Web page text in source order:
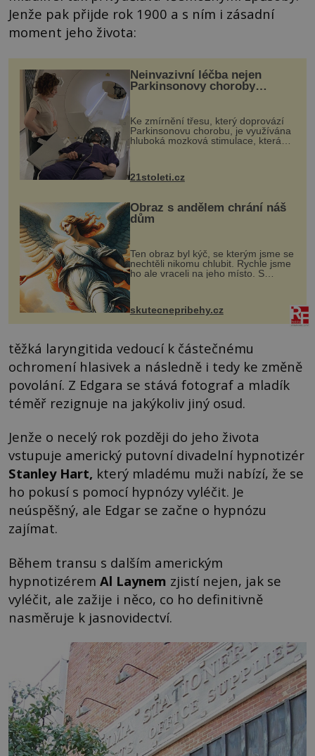
Jenže pak přijde rok 1900 a s ním i zásadní
moment jeho života:
Neinvazivní léčba nejen
Parkinsonovy choroby
Ke zmírnění třesu, který doprovází
Parkinsonovu chorobu, je využívána
hluboká mozková stimulace, která
však vyžaduje vysoce invazivní
k dostatečně přesnému zacílení ...
21stoleti.cz
Obraz s andělem chrání náš
dům
Ten obraz byl kýč, se kterým jsme se
nechtěli nikomu chlubit. Rychle jsme
ho ale vraceli na jeho místo. S
manželem Vaškem jsme si pořídili
chaloupku, takový domek na severu
Čech, kde jsme si naplánova...
skutecnepribehy.cz
těžká laryngitida vedoucí k částečnému
ochromení hlasivek a následně i tedy ke změně
povolání. Z Edgara se stává fotograf a mladík
téměř rezignuje na jakýkoliv jiný osud.
Jenže o necelý rok později do jeho života
vstupuje americký putovní divadelní hypnotizér
Stanley Hart, který mladému muži nabízí, že se
ho pokusí s pomocí hypnózy vyléčit. Je
neúspěšný, ale Edgar se začne o hypnózu
zajímat.
Během transu s dalším americkým
hypnotizérem Al Laynem zjistí nejen, jak se
vyléčit, ale zažije i něco, co ho definitivně
nasměruje k jasnovidectví.